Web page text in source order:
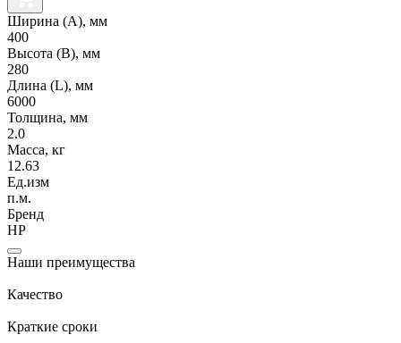
Ширина (А), мм
400
Высота (В), мм
280
Длина (L), мм
6000
Толщина, мм
2.0
Масса, кг
12.63
Ед.изм
п.м.
Бренд
НР
Наши преимущества
Качество
Краткие сроки